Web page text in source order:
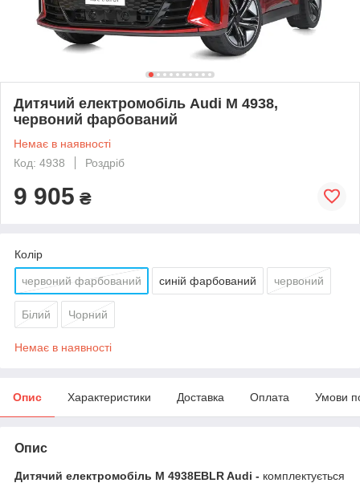
Дитячий електромобіль Audi M 4938,
червоний фарбований
Немає в наявності
Код: 4938
Роздріб
9 905 ₴
Колір
червоний фарбований синій фарбований червоний
Білий Чорний
Немає в наявності
Опис Характеристики Доставка Оплата Умови
Опис
Дитячий електромобіль M 4938EBLR Audi - комплектується